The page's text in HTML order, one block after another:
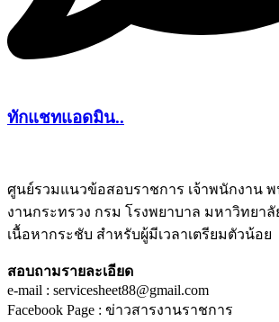
ทักแชทแอดมิน..
ศูนย์รวมแนวข้อสอบราชการ เจ้าพนักงาน
งานกระทรวง กรม โรงพยาบาล มหาวิทยา
เนื้อหากระชับ สำหรับผู้มีเวลาเตรียมตัวน้อย
สอบถามรายละเอียด
e-mail : servicesheet88@gmail.com
Facebook Page : ข่าวสารงานราชการ